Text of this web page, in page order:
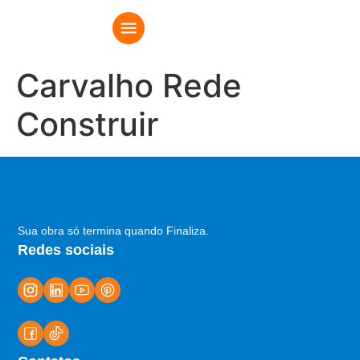
Carvalho Rede
Construir
Sua obra só termina quando Finaliza.
Redes sociais